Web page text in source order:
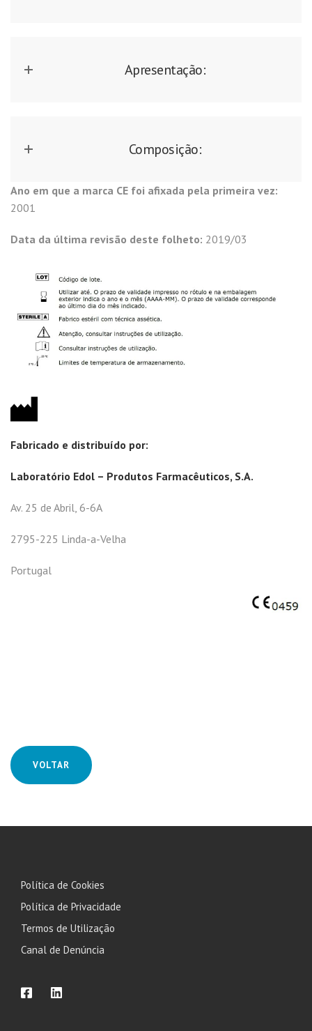
Apresentação:
Composição:
Ano em que a marca CE foi afixada pela primeira vez:
2001
Data da última revisão deste folheto: 2019/03
Fabricado e distribuído por:
Laboratório Edol – Produtos Farmacêuticos, S.A.
Av. 25 de Abril, 6-6A
2795-225 Linda-a-Velha
Portugal
VOLTAR
Política de Cookies
Política de Privacidade
Termos de Utilização
Canal de Denúncia